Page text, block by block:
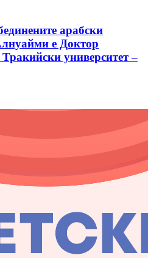
арабски
е Доктор
университет –